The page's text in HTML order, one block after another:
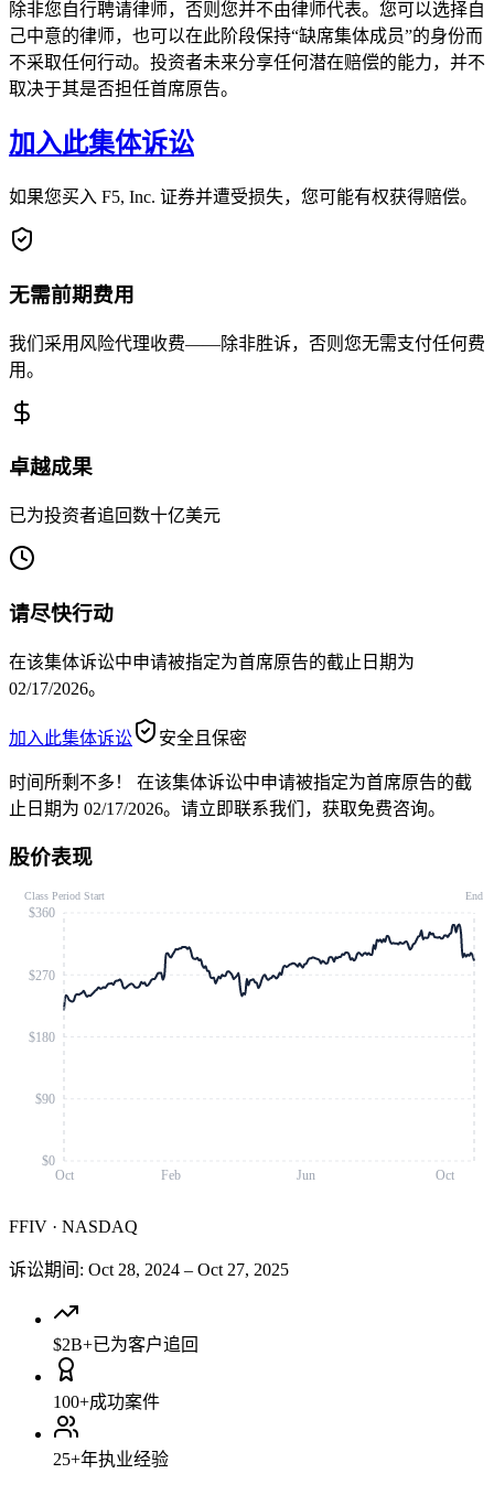
除非您自行聘请律师，否则您并不由律师代表。您可以选择自
己中意的律师，也可以在此阶段保持“缺席集体成员”的身份而
不采取任何行动。投资者未来分享任何潜在赔偿的能力，并不
取决于其是否担任首席原告。
加入此集体诉讼
如果您买入 F5, Inc. 证券并遭受损失，您可能有权获得赔偿。
无需前期费用
我们采用风险代理收费——除非胜诉，否则您无需支付任何费
用。
卓越成果
已为投资者追回数十亿美元
请尽快行动
在该集体诉讼中申请被指定为首席原告的截止日期为
02/17/2026。
加入此集体诉讼 安全且保密
时间所剩不多！
在该集体诉讼中申请被指定为首席原告的截
止日期为 02/17/2026。请立即联系我们，获取免费咨询。
股价表现
Oct Feb Jun Oct
$0
$90
$180
$270
$360
Class Period Start End
FFIV · NASDAQ
诉讼期间 : Oct 28, 2024 – Oct 27, 2025
$2B+已为客户追回
100+成功案件
25+年执业经验